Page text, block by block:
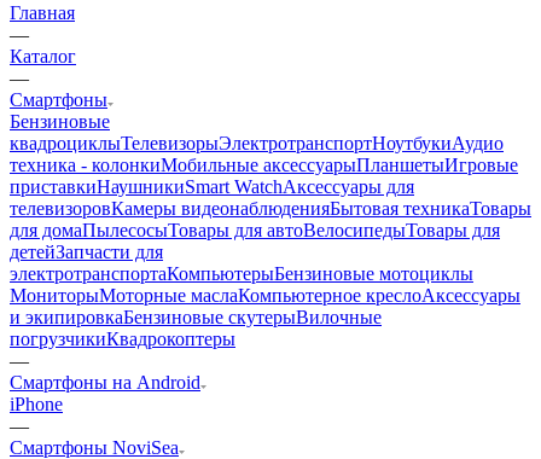
Главная
—
Каталог
—
Смартфоны
Бензиновые
квадроциклыТелевизорыЭлектротранспортНоутбукиАудио
техника - колонкиМобильные аксессуарыПланшетыИгровые
приставкиНаушникиSmart WatchАксессуары для
телевизоровКамеры видеонаблюденияБытовая техникаТовары
для домаПылесосыТовары для автоВелосипедыТовары для
детейЗапчасти для
электротранспортаКомпьютерыБензиновые мотоциклы
МониторыМоторные маслаКомпьютерное креслоАксессуары
и экипировкаБензиновые скутерыВилочные
погрузчикиКвадрокоптеры
—
Смартфоны на Android
iPhone
—
Смартфоны NoviSea